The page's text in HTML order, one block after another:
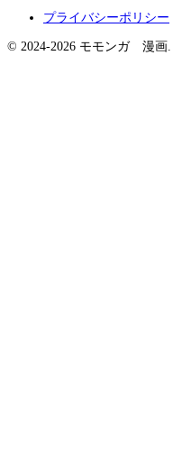
プライバシーポリシー
© 2024-2026 モモンガ 漫画.